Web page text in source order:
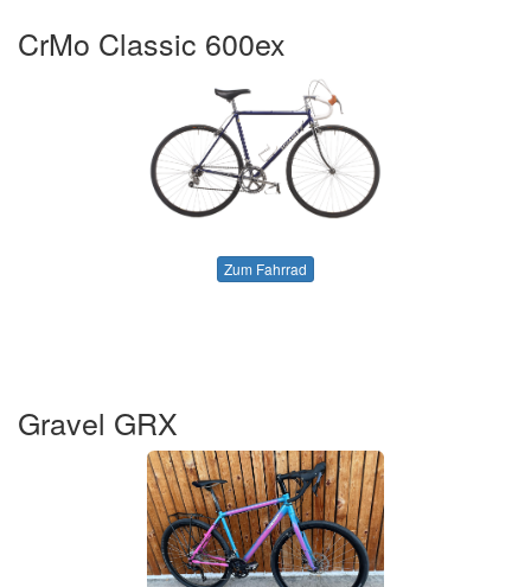
CrMo Classic 600ex
Zum Fahrrad
Gravel GRX